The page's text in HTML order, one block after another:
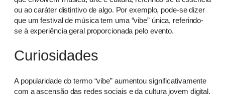
ou ao caráter distintivo de algo. Por exemplo, pode-se dizer
que um festival de música tem uma “vibe” única, referindo-
se à experiência geral proporcionada pelo evento.
Curiosidades
A popularidade do termo “vibe” aumentou significativamente
com a ascensão das redes sociais e da cultura jovem digital.